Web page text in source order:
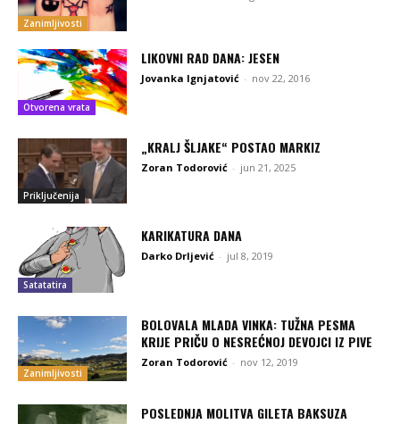
Zanimljivosti
Otvorena vrata
LIKOVNI RAD DANA: JESEN
Jovanka Ignjatović - nov 22, 2016
Priključenija
„KRALJ ŠLJAKE“ POSTAO MARKIZ
Zoran Todorović - jun 21, 2025
Satatatira
KARIKATURA DANA
Darko Drljević - jul 8, 2019
Zanimljivosti
BOLOVALA MLADA VINKA: TUŽNA PESMA
KRIJE PRIČU O NESREĆNOJ DEVOJCI IZ PIVE
Zoran Todorović - nov 12, 2019
POSLEDNJA MOLITVA GILETA BAKSUZA